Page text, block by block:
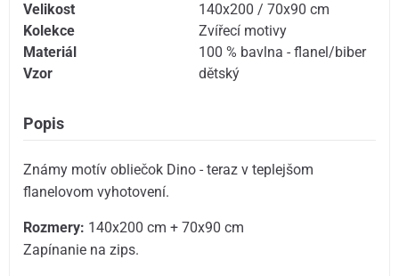
Velikost
140x200 / 70x90 cm
Kolekce
Zvířecí motivy
Materiál
100 % bavlna - flanel/biber
Vzor
dětský
Popis
Známy motív obliečok Dino - teraz v teplejšom
flanelovom vyhotovení.
Rozmery: 140x200 cm + 70x90 cm
Zapínanie na zips.